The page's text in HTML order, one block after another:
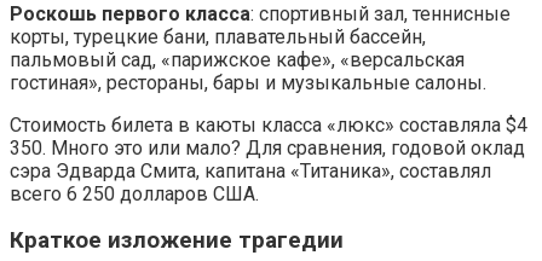
Роскошь первого класса: спортивный зал, теннисные
корты, турецкие бани, плавательный бассейн,
пальмовый сад, «парижское кафе», «версальская
гостиная», рестораны, бары и музыкальные салоны.
Стоимость билета в каюты класса «люкс» составляла $4
350. Много это или мало? Для сравнения, годовой оклад
сэра Эдварда Смита, капитана «Титаника», составлял
всего 6 250 долларов США.
Краткое изложение трагедии